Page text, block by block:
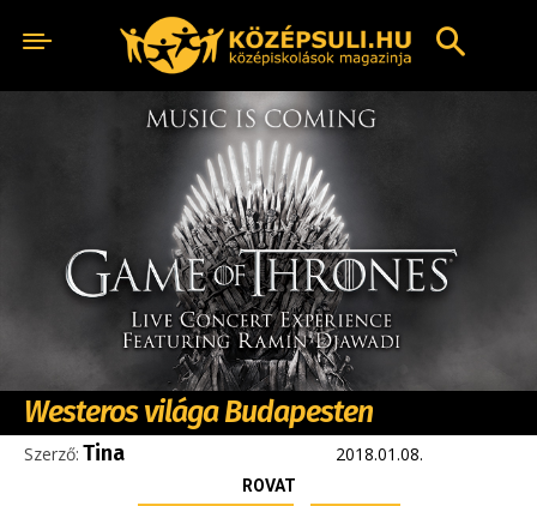
Westeros világa Budapesten
Szerző: Tina 2018.01.08.
ROVAT